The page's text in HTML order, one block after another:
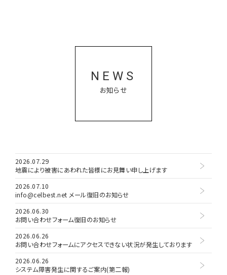
NEWS
お知らせ
2026.07.29
地震により被害にあわれた皆様にお見舞い申し上げます
2026.07.10
info@celbest.net メール復旧のお知らせ
2026.06.30
お問い合わせフォーム復旧のお知らせ
2026.06.26
お問い合わせフォームにアクセスできない状況が発生しております
2026.06.26
システム障害発生に関するご案内(第二報)